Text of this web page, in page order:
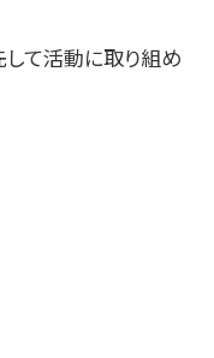
して活動に取り組め